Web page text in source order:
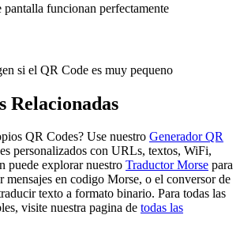
pantalla funcionan perfectamente
si el QR Code es muy pequeno
Relacionadas
QR Codes? Use nuestro Generador QR
personalizados con URLs, textos, WiFi,
puede explorar nuestro Traductor Morse para
en codigo Morse, o el conversor de
texto a formato binario. Para todas las
visite nuestra pagina de todas las